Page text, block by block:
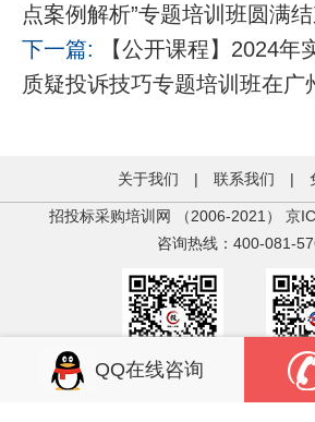
点案例解析”专题培训班圆满结
下一篇:
【公开课程】2024年
质疑投诉技巧专题培训班在广
关于我们 | 联系我们 |
招投标采购培训网 （2006-2021） 京
咨询热线：400-081-
关注官方微信
关注
投标
QQ在线咨询